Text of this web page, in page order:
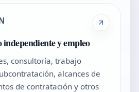
y empleo
consultoría, trabajo
alcances de
de contratación y otros